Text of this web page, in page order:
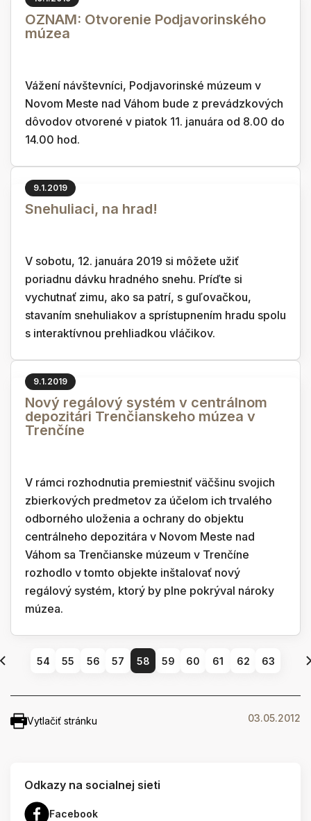
OZNAM: Otvorenie Podjavorinského
múzea
Vážení návštevníci, Podjavorinské múzeum v
Novom Meste nad Váhom bude z prevádzkových
dôvodov otvorené v piatok 11. januára od 8.00 do
14.00 hod.
9.1.2019
Snehuliaci, na hrad!
V sobotu, 12. januára 2019 si môžete užiť
poriadnu dávku hradného snehu. Príďte si
vychutnať zimu, ako sa patrí, s guľovačkou,
stavaním snehuliakov a sprístupnením hradu spolu
s interaktívnou prehliadkou vláčikov.
9.1.2019
Nový regálový systém v centrálnom
depozitári Trenčianskeho múzea v
Trenčíne
V rámci rozhodnutia premiestniť väčšinu svojich
zbierkových predmetov za účelom ich trvalého
odborného uloženia a ochrany do objektu
centrálneho depozitára v Novom Meste nad
Váhom sa Trenčianske múzeum v Trenčíne
rozhodlo v tomto objekte inštalovať nový
regálový systém, ktorý by plne pokrýval nároky
múzea.
54 55 56 57 58 59 60 61 62 63
Vytlačiť stránku 03.05.2012
Odkazy na socialnej sieti
Facebook